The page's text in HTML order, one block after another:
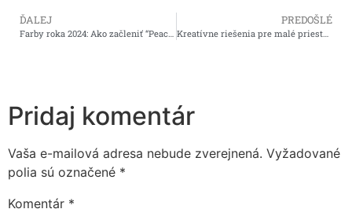
ĎALEJ
Farby roka 2024: Ako začleniť “Peach Fuzz” a organické farby do vášho interiéru​
PREDOŠLÉ
Kreatívne riešenia pre malé priestory: Ako maximalizovať každý meter štvorcový
Pridaj komentár
Vaša e-mailová adresa nebude zverejnená. Vyžadované
polia sú označené *
Komentár *